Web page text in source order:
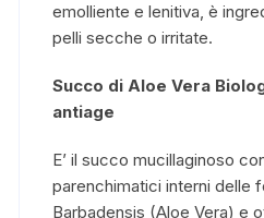
emolliente e lenitiva, è
pelli secche o irritate.
Succo di Aloe Vera
antiage
E’ il succo mucillaginoso
parenchimatici interni delle
Barbadensis (Aloe Vera) e